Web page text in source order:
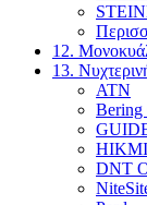
12.
13.
ATN
Bering
DNT